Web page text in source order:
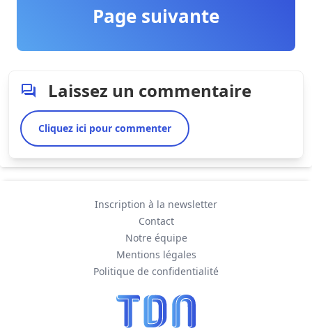
Page suivante
Laissez un commentaire
Cliquez ici pour commenter
Inscription à la newsletter
Contact
Notre équipe
Mentions légales
Politique de confidentialité